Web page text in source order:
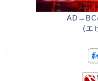
AD→BC
(エ